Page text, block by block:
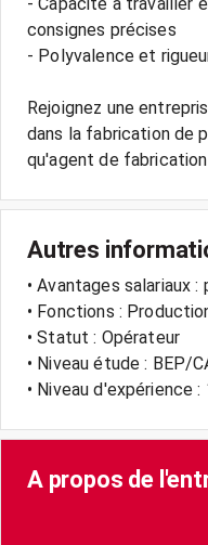
consignes précises
- Polyvalence et
Rejoignez une
dans la fabrication de
Autres
• Avantages salariaux :
• Fonctions :
• Statut : Opérateur
• Niveau étude : BEP/
• Niveau d'expérience :
A propos de